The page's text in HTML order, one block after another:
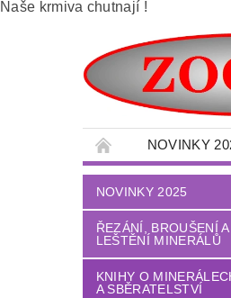
Naše krmiva chutnají !
NOVINKY
SBÍRÁNÍ
VELKOOBCHOD -
DÍLNA - NÁŘADÍ -
LITÉ PODLAHY
NOVINKY 2025
ŘEZÁNÍ, BROUŠENÍ A
LEŠTĚNÍ MINERÁLŮ
KNIHY O
A SBĚRATELSTVÍ